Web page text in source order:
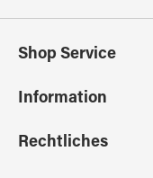
Shop Service
Information
Rechtliches